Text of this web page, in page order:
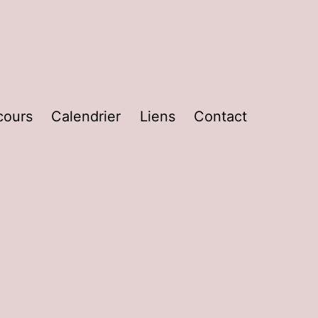
Calendrier Liens Contact